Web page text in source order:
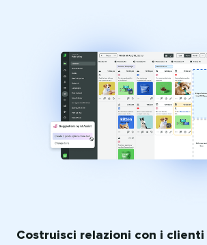
Costruisci relazioni con i